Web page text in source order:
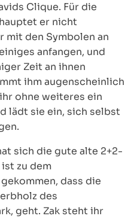
Clique. Für die
er nicht
mit den Symbolen an
anfangen, und
Zeit an ihnen
ihm augenscheinlich
ohne weiteres ein
lädt sie ein, sich selbst
sich die gute alte 2+2-
zu dem
dass die
des
geht. Zak steht ihr